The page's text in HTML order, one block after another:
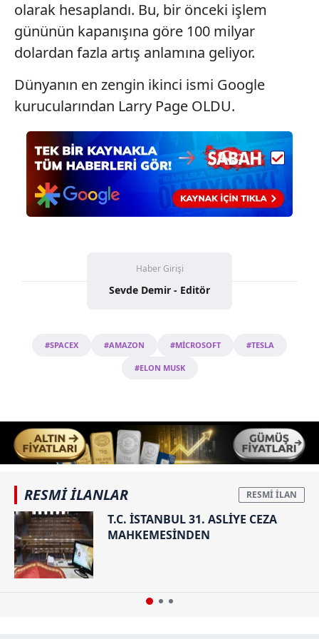
Çerezlere ilişkin tercihlerinizi aşağıda yer alan panel
vasıtasıyla belirleyebilirsiniz. Çerezlere ilişkin detaylı bilgi
için Ayarlar butonuna tıklayabilir,Çerez Bilgilendirme
6698 sayılı Kişisel Verilerin Korunması Kanunu uyarınca
ilgili mevzuata uygun olarak kullanılan çerezlerle ilgili bilgi
almak için lütfentıklayınız.
olarak hesaplandı. Bu, bir önceki işlem
gününün kapanışına göre 100 milyar
dolardan fazla artış anlamına geliyor.
Dünyanın en zengin ikinci ismi Google
kurucularından Larry Page OLDU.
Haber Girişi
Sevde Demir - Editör
#SPACEX #AMAZON #MİCROSOFT #TESLA
#ELON MUSK
RESMİ İLANLAR
T.C. İSTANBUL 31. ASLİYE CEZA
MAHKEMESİNDEN